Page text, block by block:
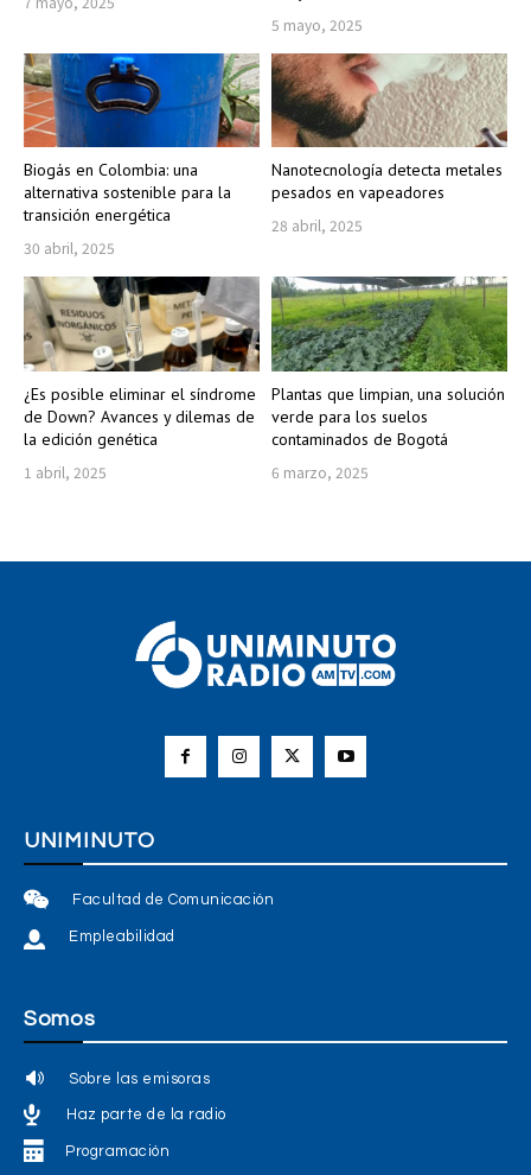
5 mayo, 2025
Biogás en Colombia: una
alternativa sostenible para la
transición energética
30 abril, 2025
Nanotecnología detecta metales
pesados en vapeadores
28 abril, 2025
¿Es posible eliminar el síndrome
de Down? Avances y dilemas de
la edición genética
1 abril, 2025
Plantas que limpian, una solución
verde para los suelos
contaminados de Bogotá
6 marzo, 2025
UNIMINUTO
Facultad de Comunicación
Empleabilidad
Somos
Sobre las emisoras
Haz parte de la radio
Programación